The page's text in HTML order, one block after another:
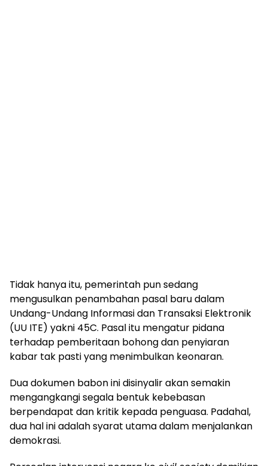
Tidak hanya itu, pemerintah pun sedang
mengusulkan penambahan pasal baru dalam
Undang-Undang Informasi dan Transaksi Elektronik
(UU ITE) yakni 45C. Pasal itu mengatur pidana
terhadap pemberitaan bohong dan penyiaran
kabar tak pasti yang menimbulkan keonaran.
Dua dokumen babon ini disinyalir akan semakin
mengangkangi segala bentuk kebebasan
berpendapat dan kritik kepada penguasa. Padahal,
dua hal ini adalah syarat utama dalam menjalankan
demokrasi.